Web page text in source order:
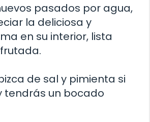
pasados por agua,
la deliciosa y
en su interior, lista
de sal y pimienta si
tendrás un bocado